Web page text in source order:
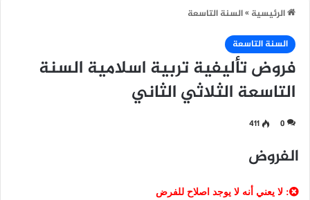
الرئيسية»السنة التاسعة
السنة التاسعة
فروض تأليفية تربية اسلامية السنة
التاسعة الثلاثي الثاني
0
411
الفروض
: لا يعني أنه لا يوجد اصلاح للفرض